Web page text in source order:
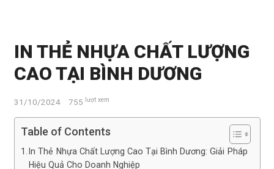
IN THẺ NHỰA CHẤT LƯỢNG
CAO TẠI BÌNH DƯƠNG
31/10/2024 755 lượt xem
Table of Contents
In Thẻ Nhựa Chất Lượng Cao Tại Bình Dương: Giải Pháp
Hiệu Quả Cho Doanh Nghiệp